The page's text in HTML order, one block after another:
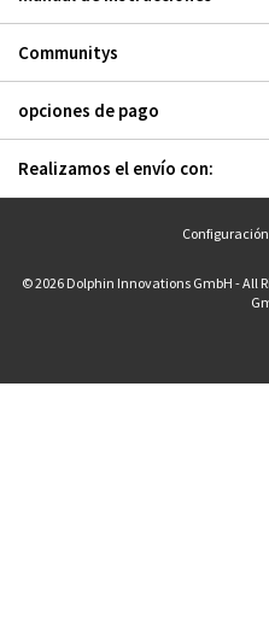
Communitys
opciones de pago
Realizamos el envío con:
© 2026 Dolphin Innovations GmbH - All